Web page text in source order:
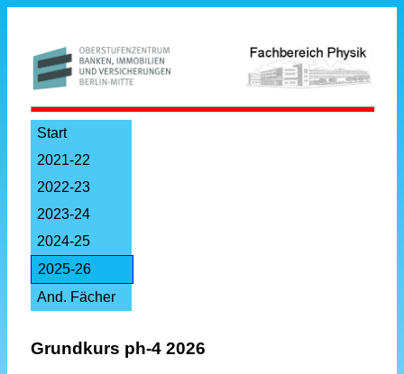
Start
2021-22
2022-23
2023-24
2024-25
2025-26
And. Fächer
Grundkurs ph-4 2026